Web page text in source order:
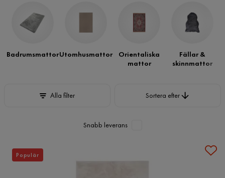
BadrumsmattorUtomhusmattor
Orientaliska
mattor
Fällar &
skinnmattor
Alla filter Sortera efter
Snabb leverans
Populär